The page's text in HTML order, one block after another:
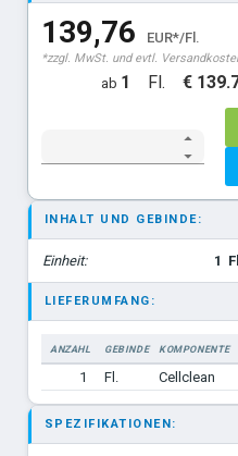
139,76 EUR*/Fl.
*zzgl. MwSt. und evtl.
ab 1 Fl. €
INHALT UND GEBINDE:
Einheit: 1
LIEFERUMFANG:
ANZAHL GEBINDE
KOMPONENTE
1
Fl. Cellclean
SPEZIFIKATIONEN: